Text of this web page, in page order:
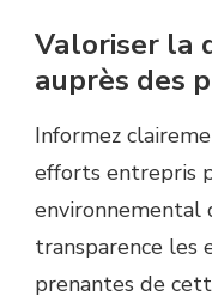
Valoriser la
auprès des
Informez
efforts entrepris
environnemental
transparence les
prenantes de